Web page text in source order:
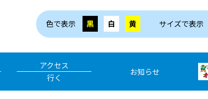
色で表示 黒 白 黄 サイズで表示
アクセス
行く
お知らせ